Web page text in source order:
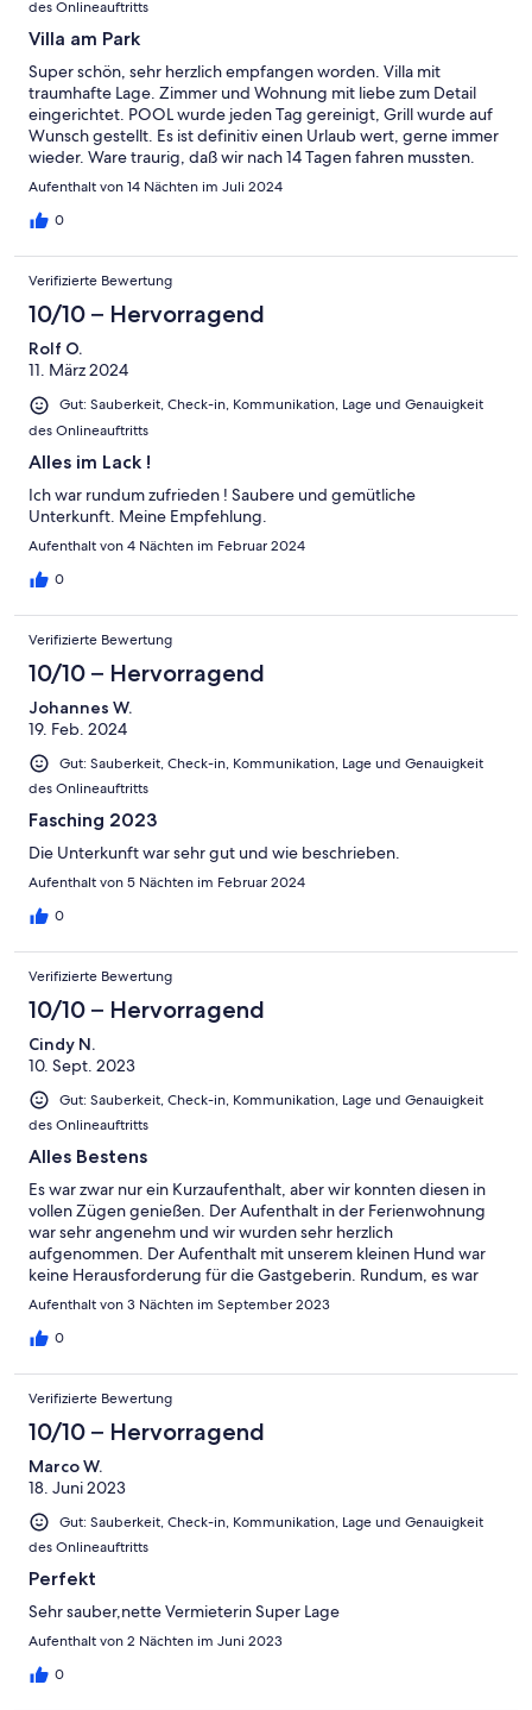
des Onlineauftritts
Villa am Park
Super schön, sehr herzlich empfangen worden. Villa mit
traumhafte Lage. Zimmer und Wohnung mit liebe zum Detail
eingerichtet. POOL wurde jeden Tag gereinigt, Grill wurde auf
Wunsch gestellt. Es ist definitiv einen Urlaub wert, gerne immer
wieder. Ware traurig, daß wir nach 14 Tagen fahren mussten.
Aufenthalt von 14 Nächten im Juli 2024
0
Verifizierte Bewertung
10/10 – Hervorragend
Rolf O.
11. März 2024
Gut: Sauberkeit, Check-in, Kommunikation, Lage und Genauigkeit
des Onlineauftritts
Alles im Lack !
Ich war rundum zufrieden ! Saubere und gemütliche
Unterkunft. Meine Empfehlung.
Aufenthalt von 4 Nächten im Februar 2024
0
Verifizierte Bewertung
10/10 – Hervorragend
Johannes W.
19. Feb. 2024
Gut: Sauberkeit, Check-in, Kommunikation, Lage und Genauigkeit
des Onlineauftritts
Fasching 2023
Die Unterkunft war sehr gut und wie beschrieben.
Aufenthalt von 5 Nächten im Februar 2024
0
Verifizierte Bewertung
10/10 – Hervorragend
Cindy N.
10. Sept. 2023
Gut: Sauberkeit, Check-in, Kommunikation, Lage und Genauigkeit
des Onlineauftritts
Alles Bestens
Es war zwar nur ein Kurzaufenthalt, aber wir konnten diesen in
vollen Zügen genießen. Der Aufenthalt in der Ferienwohnung
war sehr angenehm und wir wurden sehr herzlich
aufgenommen. Der Aufenthalt mit unserem kleinen Hund war
keine Herausforderung für die Gastgeberin. Rundum, es war
alles Bestens. Vielen Dank noch mal, man kann Sie nur
Aufenthalt von 3 Nächten im September 2023
0
Verifizierte Bewertung
10/10 – Hervorragend
Marco W.
18. Juni 2023
Gut: Sauberkeit, Check-in, Kommunikation, Lage und Genauigkeit
des Onlineauftritts
Perfekt
Sehr sauber,nette Vermieterin Super Lage
Aufenthalt von 2 Nächten im Juni 2023
0